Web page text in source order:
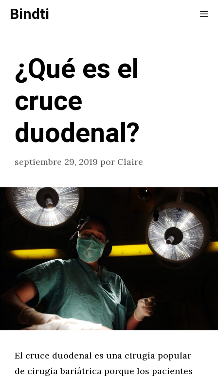
SaltarBindti
¿Qué es el
cruce
duodenal?
septiembre 29, 2019 por Claire
El cruce duodenal es una cirugía popular
de cirugía bariátrica porque los pacientes